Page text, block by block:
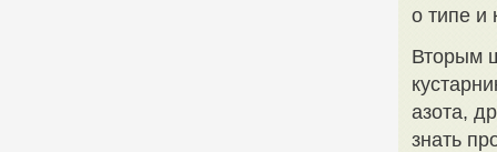
о типе и
Вторым
азота,
знать